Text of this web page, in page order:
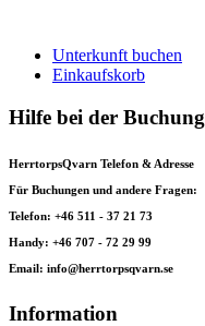
Unterkunft buchen
Einkaufskorb
Hilfe bei der Buchung
HerrtorpsQvarn Telefon & Adresse
Für Buchungen und andere Fragen:
Telefon: +46 511 - 37 21 73
Handy: +46 707 - 72 29 99
Email: info@herrtorpsqvarn.se
Information